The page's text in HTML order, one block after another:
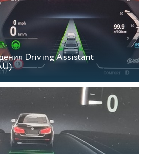
Driving Assistant